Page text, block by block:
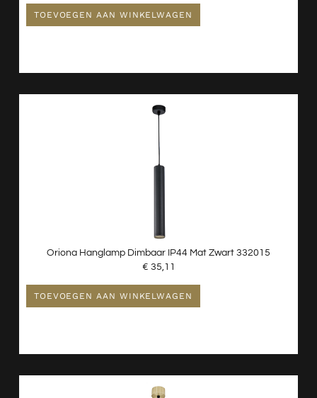
TOEVOEGEN AAN WINKELWAGEN
Oriona Hanglamp Dimbaar IP44 Mat Zwart 332015
€ 35,11
TOEVOEGEN AAN WINKELWAGEN